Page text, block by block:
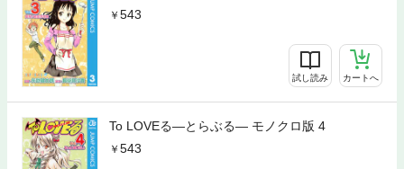
543
試し読み カートへ
To LOVEる―とらぶる― モノクロ版 4
543